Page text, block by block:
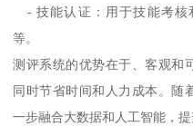
- 技能认证：用于技能考核
等。
测评系统的优势在于、客观和
同时节省时间和人力成本。随
一步融合大数据和人工智能，提